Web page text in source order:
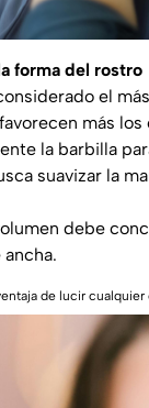
forma del rostro
el
más
la barbilla
suavizar la
debe
de lucir